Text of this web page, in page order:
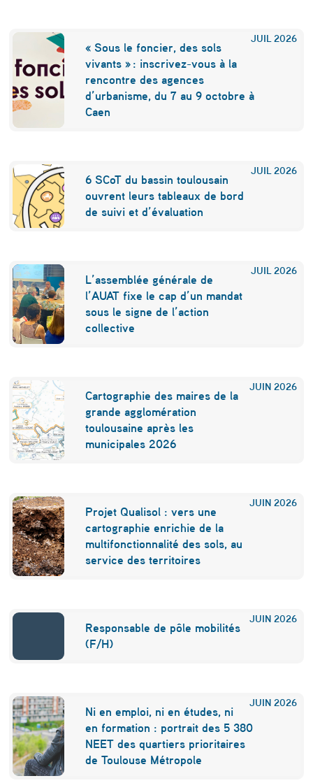
o
o
m
b
e
n
n
JUIL 2026
« Sous le foncier, des sols
vivants » : inscrivez-vous à la
rencontre des agences
d’urbanisme, du 7 au 9 octobre à
Caen
JUIL 2026
6 SCoT du bassin toulousain
ouvrent leurs tableaux de bord
de suivi et d’évaluation
JUIL 2026
L’assemblée générale de
l’AUAT fixe le cap d’un mandat
sous le signe de l’action
collective
JUIN 2026
Cartographie des maires de la
grande agglomération
toulousaine après les
municipales 2026
JUIN 2026
Projet Qualisol : vers une
cartographie enrichie de la
multifonctionnalité des sols, au
service des territoires
JUIN 2026
Responsable de pôle mobilités
(F/H)
JUIN 2026
Ni en emploi, ni en études, ni
en formation : portrait des 5 380
NEET des quartiers prioritaires
de Toulouse Métropole